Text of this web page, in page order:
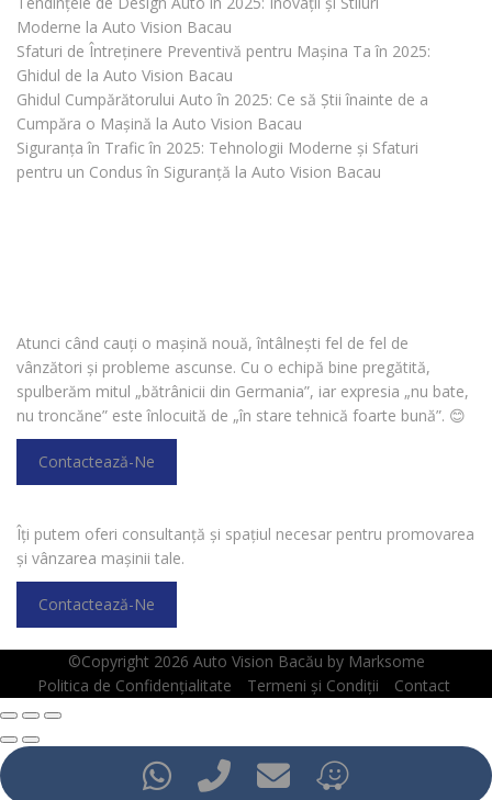
Moderne la Auto Vision Bacau
Sfaturi de Întreținere Preventivă pentru Mașina Ta în 2025:
Ghidul de la Auto Vision Bacau
Ghidul Cumpărătorului Auto în 2025: Ce să Știi înainte de a
Cumpăra o Mașină la Auto Vision Bacau
Siguranța în Trafic în 2025: Tehnologii Moderne și Sfaturi
pentru un Condus în Siguranță la Auto Vision Bacau
Atunci când cauți o mașină nouă, întâlnești fel de fel de
vânzători și probleme ascunse. Cu o echipă bine pregătită,
spulberăm mitul „bătrânicii din Germania”, iar expresia „nu bate,
nu troncăne” este înlocuită de „în stare tehnică foarte bună”. 😊
Contactează-Ne
Îți putem oferi consultanță și spațiul necesar pentru promovarea
și vânzarea mașinii tale.
Contactează-Ne
©Copyright 2026 Auto Vision Bacău by Marksome
Politica de Confidențialitate
Termeni și Condiții Contact